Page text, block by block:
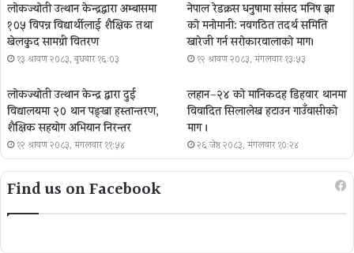
लोकज्योती उत्थान केन्द्रद्वारा अम्बासमा
१०५ विपन्न विद्यार्थीलाई शैक्षिक तथा
खेलकुद सामग्री वितरण
१३ श्रावण २०८३, बुधबार १६:०३
नेपाल रेडक्रस धनुषामा सांसद मनिष झा
को मनोमानी: नवगठित तदर्थ समिति
खारेजी गर्न सरोकारवालाको माग।
१२ श्रावण २०८३, मंगलवार १३:५३
लोकज्योती उत्थान केन्द्र द्वारा दुई
विद्यालयमा २० थान पङ्खा हस्तान्तरण,
शैक्षिक सहयोग अभियान निरन्तर
१२ श्रावण २०८३, मंगलवार ११:५४
लहान–२४ को मानिकदह डिहवार थानमा
विवादित सिलालेख हटाउन गाउँवासीको
माग ।
२६ जेष्ठ २०८३, मंगलवार १०:२४
Find us on Facebook